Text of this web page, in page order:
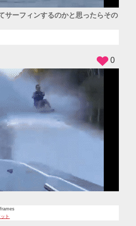
サーフィンするのかと思ったらその
ト
0